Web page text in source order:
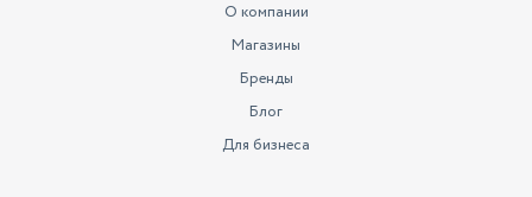
О компании
Магазины
Бренды
Блог
Для бизнеса